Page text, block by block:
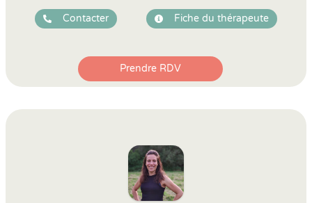
Contacter Fiche du thérapeute
Prendre RDV